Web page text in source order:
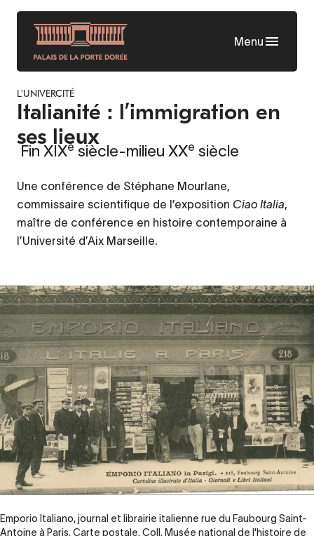
Skip
content
Menu
L'UNIVERCITÉ
Italianité : l’immigration en
ses lieux
Fin XIXe siècle-milieu XXe siècle
Une conférence de Stéphane Mourlane,
commissaire scientifique de l’exposition Ciao Italia,
maître de conférence en histoire contemporaine à
l’Université d’Aix Marseille.
Emporio Italiano, journal et librairie italienne rue du Faubourg Saint-
Antoine à Paris. Carte postale. Coll. Musée national de l'histoire de